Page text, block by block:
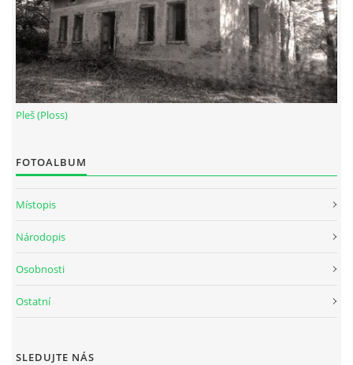
Pleš (Ploss)
FOTOALBUM
Místopis
Národopis
Osobnosti
Ostatní
SLEDUJTE NÁS